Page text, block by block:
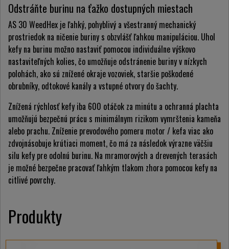
Odstráňte burinu na ťažko dostupných miestach
AS 30 WeedHex je ľahký, pohyblivý a všestranný mechanický
prostriedok na ničenie buriny s obzvlášť ľahkou manipuláciou. Uhol
kefy na burinu možno nastaviť pomocou individuálne výškovo
nastaviteľných kolies, čo umožňuje odstránenie buriny v nízkych
polohách, ako sú znížené okraje vozoviek, staršie poškodené
obrubníky, odtokové kanály a vstupné otvory do šachty.
Znížená rýchlosť kefy iba 600 otáčok za minútu a ochranná plachta
umožňujú bezpečnú prácu s minimálnym rizikom vymrštenia kameňa
alebo prachu. Zníženie prevodového pomeru motor / kefa viac ako
zdvojnásobuje krútiaci moment, čo má za následok výrazne väčšiu
silu kefy pre odolnú burinu. Na mramorových a drevených terasách
je možné bezpečne pracovať ľahkým tlakom zhora pomocou kefy na
citlivé povrchy.
Produkty